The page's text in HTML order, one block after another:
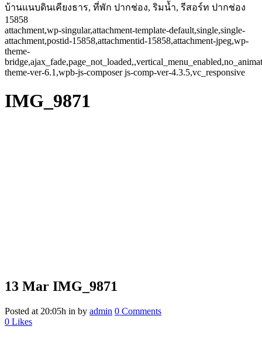
บ้านแนบดินเคียงธาร, ที่พัก ปากช่อง, ริมน้ำ, รีสอร์ท ปากช่อง
15858
attachment,wp-singular,attachment-template-default,single,single-
attachment,postid-15858,attachmentid-15858,attachment-jpeg,wp-
theme-
theme-ver-6.1,wpb-js-composer js-comp-ver-4.3.5,vc_responsive
IMG_9871
13 Mar IMG_9871
Posted at 20:05h in by admin 0 Comments
0 Likes